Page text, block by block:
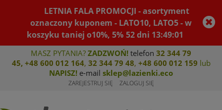
LETNIA FALA PROMOCJI - asortyment
oznaczony kuponem - LATO10, LATO5 - w
koszyku taniej o10%, 5% 52dni 13:49:01
MASZ PYTANIA? ZADZWOŃ! telefon 32 344 79
45, +48 600 012 164, 32 344 79 48, +48 600 012 159 lub
NAPISZ! e-mail sklep@lazienki.eco
ZAREJESTRUJ SIĘ ZALOGUJ SIĘ